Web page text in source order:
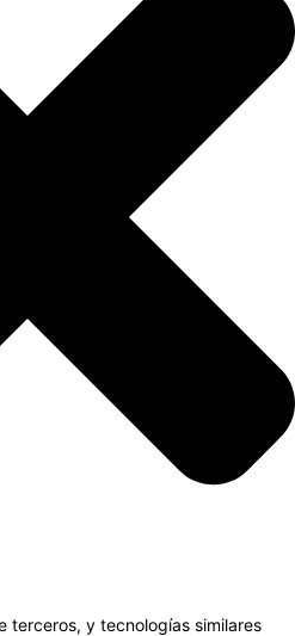
terceros, y tecnologías similares